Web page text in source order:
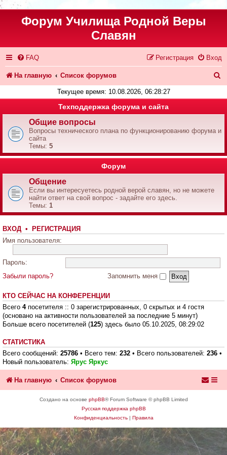
Форум Училища Родной Веры
Славян
FAQ Вход
Регистрация
На главную Список форумов
Текущее время: 10.08.2026, 06:28:27
Техподдержка форума и сайта
Общие вопросы
Вопросы технического плана по функционированию форума и
сайта
Темы: 5
Форум
Общение
Если вы интересуетесь родной верой славян, но не можете
найти ответ на свой вопрос - задайте его здесь.
Темы: 1
ВХОД • РЕГИСТРАЦИЯ
Имя пользователя:
Пароль:
Забыли пароль?
Запомнить меня
КТО СЕЙЧАС НА КОНФЕРЕНЦИИ
Всего 4посетителя :: 0 зарегистрированных, 0 скрытых и 4 гостя
(основано на активности пользователей за последние 5 минут)
Больше всего посетителей (125) здесь было 05.10.2025, 08:29:02
СТАТИСТИКА
Всего сообщений: 25786 • Всего тем: 232 • Всего пользователей: 236 •
Новый пользователь: Ярус Яркус
На главную Список форумов
Создано на основе phpBB® Forum Software © phpBB Limited
Русская поддержка phpBB
Конфиденциальность| Правила